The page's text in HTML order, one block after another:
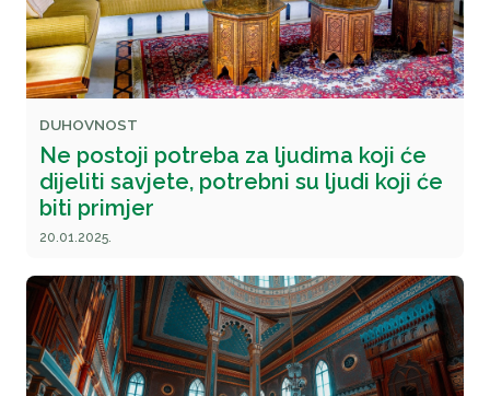
DUHOVNOST
Ne postoji potreba za ljudima koji će
dijeliti savjete, potrebni su ljudi koji će
biti primjer
20.01.2025.